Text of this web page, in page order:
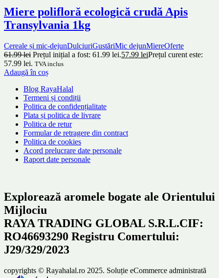
Miere polifloră ecologică crudă Apis
Transylvania 1kg
Cereale și mic-dejunDulciuriGustăriMic dejunMiereOferte
61.99lei Prețul inițial a fost: 61.99 lei.57.99 leiPrețul curent este:
57.99 lei. TVA inclus
Adaugă în coș
Blog RayaHalal
Termeni și condiții
Politica de confidențialitate
Plata și politica de livrare
Politica de retur
Formular de retragere din contract
Politica de cookies
Acord prelucrare date personale
Raport date personale
Explorează aromele bogate ale Orientului
Mijlociu
RAYA TRADING GLOBAL S.R.L.CIF:
RO46693290 Registru Comertului:
J29/329/2023
copyrights © Rayahalal.ro 2025. Soluție eCommerce administrată